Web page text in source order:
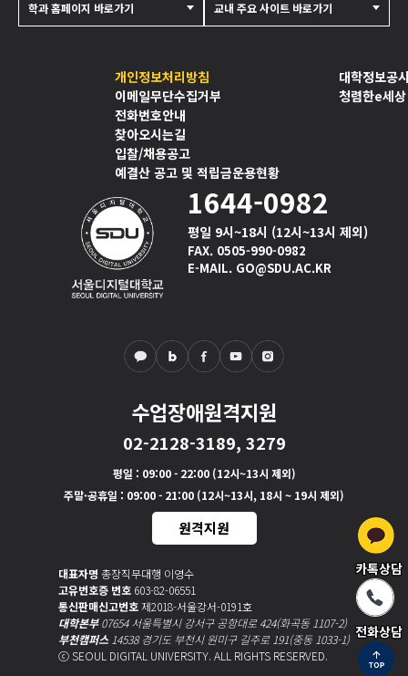
우선 첫번째는, 미국에 있는 HAVARD Business School의
교육과정을 참조했습니다.
또 가까이 일본 와세다 대학 상학부의 경영학 트랙을 살펴봤
우리나라에서는 서울대학교 경영학과 교육과정을 살펴봤습
이렇게 국내외 네 개 대학교의 경영학 교육과정을 살펴봤더
니, “전통적인 교육과정과 미래지향적인 교육과정이 혼재되
어 있었다” 이런 특징을 발견할 수 있었어요.
그래서 이런 내용들을 서울디지털대학교 교육과정에 반영했
그렇게 반영한 결과, 크게 보면 인사조직, 재무, 마케팅, 생산/
서비스 운영, 경영정보, 전략, 국제 경영 이렇게 7개 영역의 교
여기에 아주 기본적인 경제. 경영의 기본적인 과목들 경영학
이나 경제학 같은 과목들을 넣는 게 필요하다고 또 생각이 들
어서 결과적으로 보면 7 플러스 1이라고 하는,
7개의 전문 영역과 1개의 Basic 영역 이렇게 8개 내용을 전체
적으로 강의하면 되겠다고 생각을 해서 교육과정 편성을 했습
국내외 정말 경영학에서는 명성을 가지고 있는 학교들의 교육
과정을 철저히 분석을 해서 이것을 벤치마킹의 기법을 이용해
서 교육과정을 편성을 했기 때문에
여러분들이 공부하실 때 지금 당장 쓸 수 있고, 또 미래를 대
비할 수 있는 그런 교육과정이 된다고 자신합니다.
개인정보처리방침
이메일무단수집거부
전화번호안내
찾아오시는길
입찰/채용공고
예결산 공고 및 적립금운용현황
대학정보공
청렴한e세상
1644-0982
평일 9시~18시 (12시~13시 제외)
FAX. 0505-990-0982
E-MAIL. GO@SDU.AC.KR
수업장애원격지원
02-2128-3189, 3279
평일 : 09:00 - 22:00 (12시~13시 제외)
주말·공휴일 : 09:00 - 21:00 (12시~13시, 18시 ~ 19시 제외)
원격지원
대표자명 총장직무대행 이영수
고유번호증 번호 603-82-06551
통신판매신고번호제2018-서울강서-0191호
대학본부07654 서울특별시 강서구 공항대로 424(화곡동 1107-2)
부천캠퍼스14538 경기도 부천시 원미구 길주로 191(중동 1033-1)
ⓒ SEOUL DIGITAL UNIVERSITY. ALL RIGHTS RESERVED.
학과 홈페이지 바로가기 교내 주요 사이트 바로가기
카톡상담
전화상담